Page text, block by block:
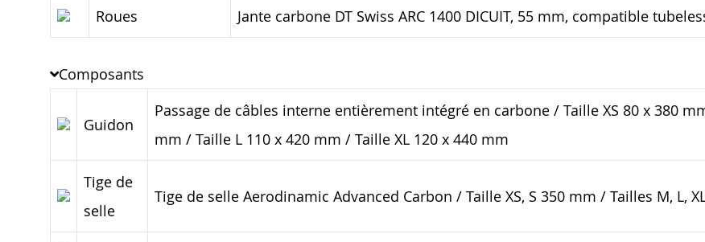
Roues Jante carbone DT Swiss ARC 1400 DICUIT, 55 mm, compatible
Composants
Guidon
Passage de câbles interne entièrement intégré en carbone / Taille XS 80 x 380
mm / Taille L 110 x 420 mm / Taille XL 120 x 440 mm
Tige de
selle
Tige de selle Aerodinamic Advanced Carbon / Taille XS, S 350 mm / Tailles M, L,